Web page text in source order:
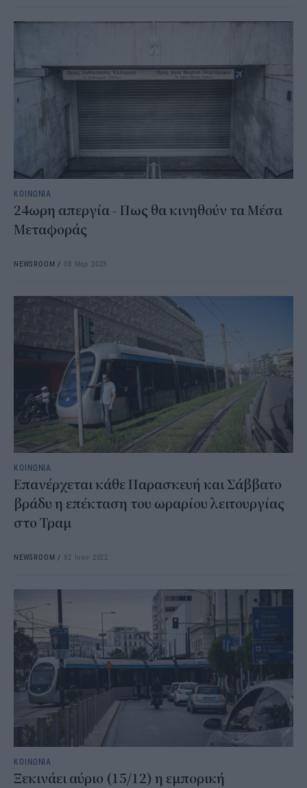
ΚΟΙΝΩΝΙΑ
24ωρη απεργία - Πως θα κινηθούν τα Μέσα
Μεταφοράς
NEWSROOM / 08 Μαρ 2023
ΚΟΙΝΩΝΙΑ
Επανέρχεται κάθε Παρασκευή και Σάββατο
βράδυ η επέκταση του ωραρίου λειτουργίας
στο Τραμ
NEWSROOM / 02 Ιουν 2022
ΚΟΙΝΩΝΙΑ
Ξεκινάει αύριο (15/12) η εμπορική